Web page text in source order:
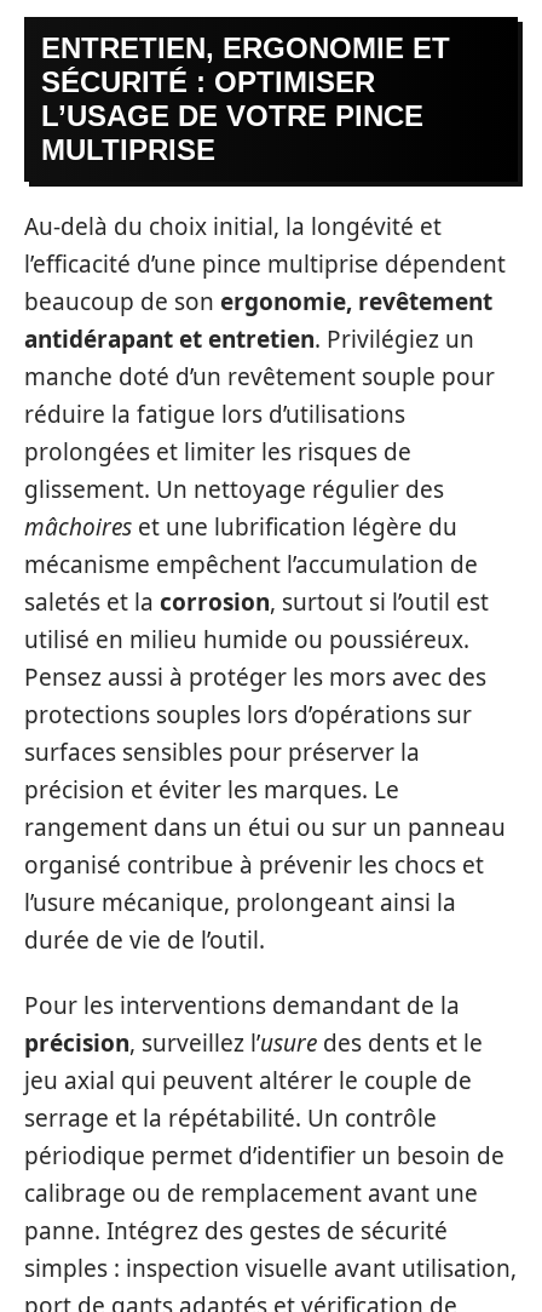
ENTRETIEN, ERGONOMIE ET
SÉCURITÉ : OPTIMISER
L’USAGE DE VOTRE PINCE
MULTIPRISE
Au-delà du choix initial, la longévité et
l’efficacité d’une pince multiprise dépendent
beaucoup de son ergonomie, revêtement
antidérapant et entretien. Privilégiez un
manche doté d’un revêtement souple pour
réduire la fatigue lors d’utilisations
prolongées et limiter les risques de
glissement. Un nettoyage régulier des
mâchoires et une lubrification légère du
mécanisme empêchent l’accumulation de
saletés et la corrosion, surtout si l’outil est
utilisé en milieu humide ou poussiéreux.
Pensez aussi à protéger les mors avec des
protections souples lors d’opérations sur
surfaces sensibles pour préserver la
précision et éviter les marques. Le
rangement dans un étui ou sur un panneau
organisé contribue à prévenir les chocs et
l’usure mécanique, prolongeant ainsi la
durée de vie de l’outil.
Pour les interventions demandant de la
précision, surveillez l’usure des dents et le
jeu axial qui peuvent altérer le couple de
serrage et la répétabilité. Un contrôle
périodique permet d’identifier un besoin de
calibrage ou de remplacement avant une
panne. Intégrez des gestes de sécurité
simples : inspection visuelle avant utilisation,
port de gants adaptés et vérification de